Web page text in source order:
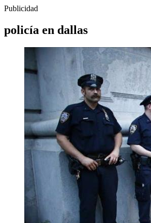
Publicidad
policía en dallas